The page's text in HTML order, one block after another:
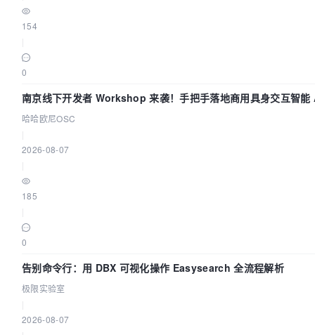
154
0
南京线下开发者 Workshop 来袭！手把手落地商用具身交互智
用
哈哈欧尼OSC
2026-08-07
185
0
告别命令行：用 DBX 可视化操作 Easysearch 全流程解析
极限实验室
2026-08-07